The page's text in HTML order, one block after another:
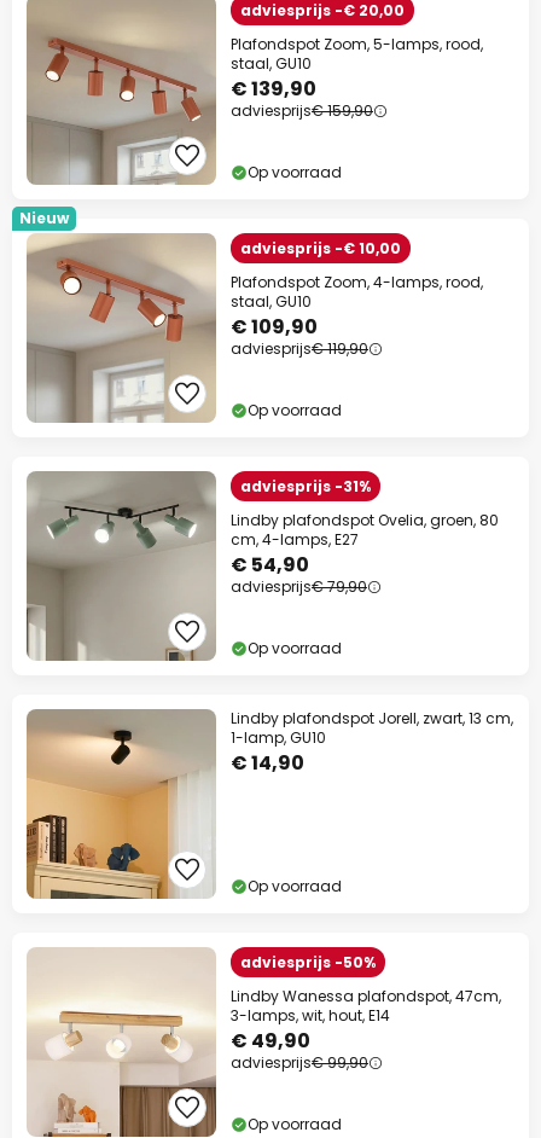
adviesprijs -€ 20,00
Plafondspot Zoom, 5-lamps, rood,
staal, GU10
€ 139,90
adviesprijs€ 159,90
Op voorraad
Nieuw
adviesprijs -€ 10,00
Plafondspot Zoom, 4-lamps, rood,
staal, GU10
€ 109,90
adviesprijs€ 119,90
Op voorraad
adviesprijs -31%
Lindby plafondspot Ovelia, groen, 80
cm, 4-lamps, E27
€ 54,90
adviesprijs€ 79,90
Op voorraad
Lindby plafondspot Jorell, zwart, 13 cm,
1-lamp, GU10
€ 14,90
Op voorraad
adviesprijs -50%
Lindby Wanessa plafondspot, 47cm,
3-lamps, wit, hout, E14
€ 49,90
adviesprijs€ 99,90
Op voorraad